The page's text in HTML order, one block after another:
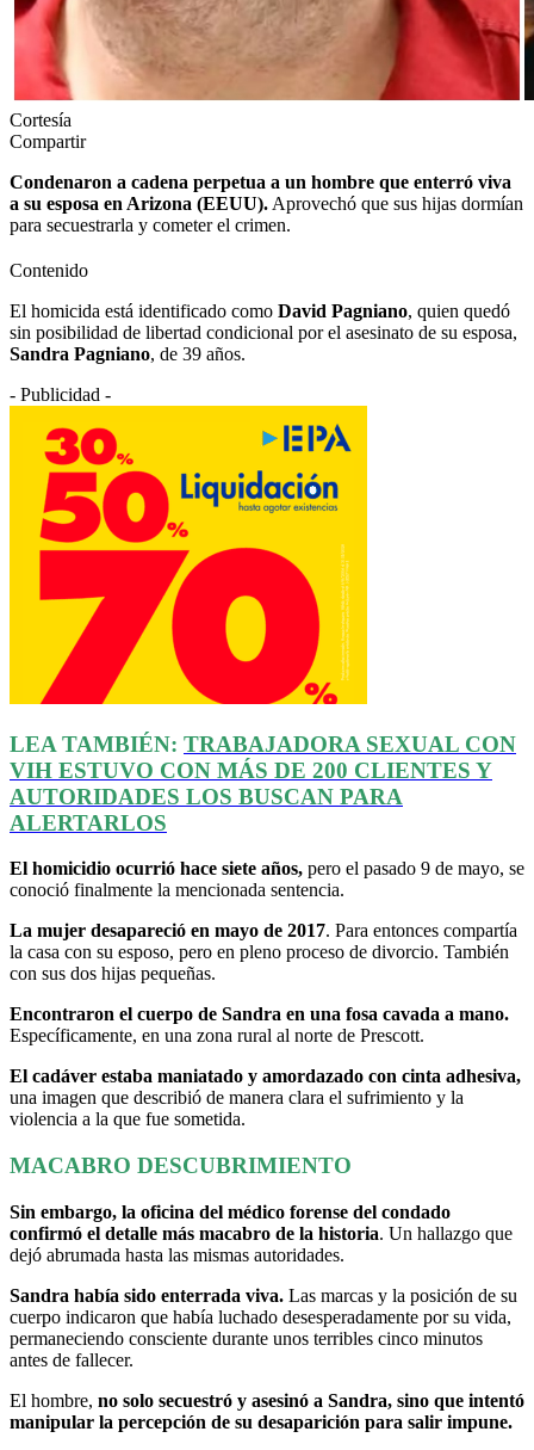
Cortesía
Compartir
Condenaron a cadena perpetua a un hombre que enterró viva
a su esposa en Arizona (EEUU). Aprovechó que sus hijas dormían
para secuestrarla y cometer el crimen.
Contenido
El homicida está identificado como David Pagniano, quien quedó
sin posibilidad de libertad condicional por el asesinato de su esposa,
Sandra Pagniano, de 39 años.
- Publicidad -
LEA TAMBIÉN: TRABAJADORA SEXUAL CON
VIH ESTUVO CON MÁS DE 200 CLIENTES Y
AUTORIDADES LOS BUSCAN PARA
ALERTARLOS
El homicidio ocurrió hace siete años, pero el pasado 9 de mayo, se
conoció finalmente la mencionada sentencia.
La mujer desapareció en mayo de 2017. Para entonces compartía
la casa con su esposo, pero en pleno proceso de divorcio. También
con sus dos hijas pequeñas.
Encontraron el cuerpo de Sandra en una fosa cavada a mano.
Específicamente, en una zona rural al norte de Prescott.
El cadáver estaba maniatado y amordazado con cinta adhesiva,
una imagen que describió de manera clara el sufrimiento y la
violencia a la que fue sometida.
MACABRO DESCUBRIMIENTO
Sin embargo, la oficina del médico forense del condado
confirmó el detalle más macabro de la historia. Un hallazgo que
dejó abrumada hasta las mismas autoridades.
Sandra había sido enterrada viva. Las marcas y la posición de su
cuerpo indicaron que había luchado desesperadamente por su vida,
permaneciendo consciente durante unos terribles cinco minutos
antes de fallecer.
El hombre, no solo secuestró y asesinó a Sandra, sino que intentó
manipular la percepción de su desaparición para salir impune.